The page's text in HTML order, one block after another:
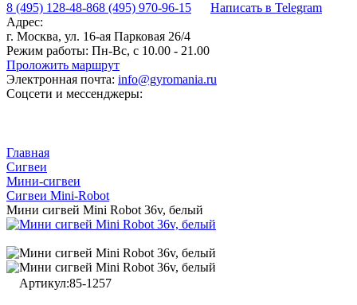
8 (495) 128-48-868 (495) 970-96-15
Написать в Telegram
Адрес:
г. Москва, ул. 16-ая Парковая 26/4
Режим работы: Пн-Вс, с 10.00 - 21.00
Проложить маршрут
Электронная почта: info@gyromania.ru
Соцсети и мессенджеры:
Главная
Сигвеи
Мини-сигвеи
Сигвеи Mini-Robot
Мини сигвей Mini Robot 36v, белый
Артикул:85-1257